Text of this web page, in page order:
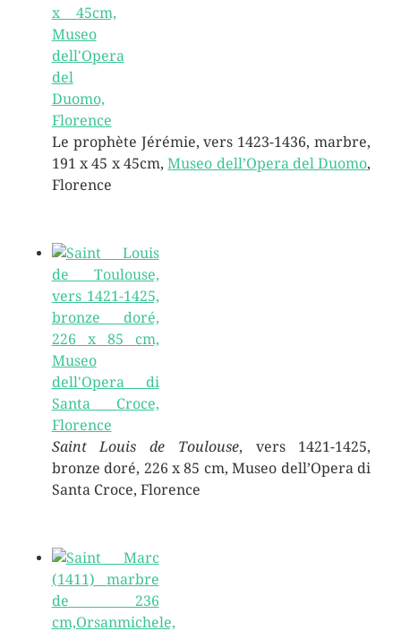
Le prophète Jérémie, vers 1423-1436, marbre,
191 x 45 x 45cm,Museo dell’Opera del Duomo,
Florence
Saint Louis de Toulouse, vers 1421-1425,
bronze doré, 226 x 85 cm, Museo dell’Opera di
Santa Croce, Florence